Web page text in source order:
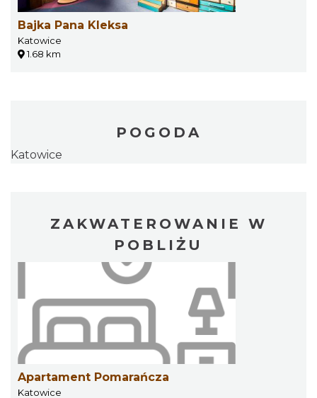
Bajka Pana Kleksa
Katowice
1.68 km
POGODA
Katowice
ZAKWATEROWANIE W
POBLIŻU
Apartament Pomarańcza
Katowice